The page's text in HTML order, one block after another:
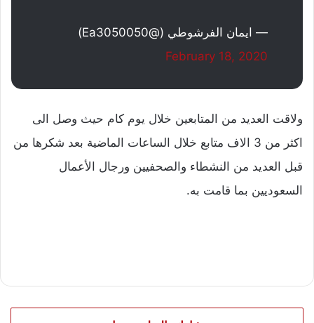
— ايمان الفرشوطي (@Ea3050050)
February 18, 2020
ولاقت العديد من المتابعين خلال يوم كام حيث وصل الى
اكثر من 3 الاف متابع خلال الساعات الماضية بعد شكرها من
قبل العديد من النشطاء والصحفيين ورجال الأعمال
السعوديين بما قامت به.